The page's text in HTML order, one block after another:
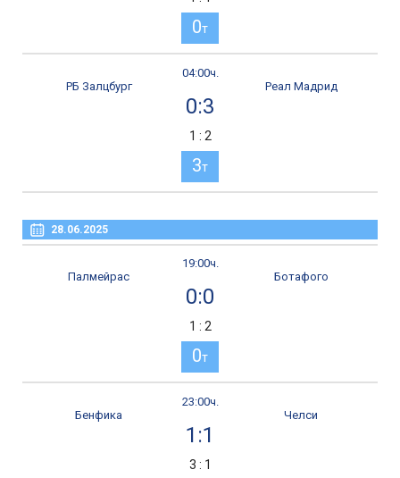
0т
04:00ч.
РБ Залцбург
0:3
Реал Мадрид
1 : 2
3т
28.06.2025
19:00ч.
Палмейрас
0:0
Ботафого
1 : 2
0т
23:00ч.
Бенфика
1:1
Челси
3 : 1